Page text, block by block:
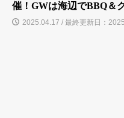
催！GWは海辺でBBQ＆
2025.04.17 / 最終更新日：